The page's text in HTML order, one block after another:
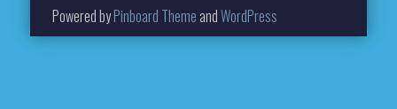
Powered byPinboard Theme andWordPress